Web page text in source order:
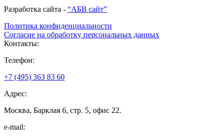
Разработка сайта - “АБВ сайт”
Политика конфиденциальности
Согласие на обработку персональных данных
Контакты:
Телефон:
+7 (495) 363 83 60
Адрес:
Москва, Барклая 6, стр. 5, офис 22.
e-mail: